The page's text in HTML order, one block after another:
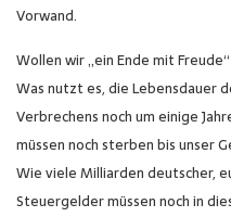
Vorwand.
Wollen wir „ein Ende mit
Was nutzt es, die Lebensdauer
Verbrechens noch um einige
müssen noch sterben bis unser
Wie viele Milliarden deutscher,
Steuergelder müssen noch in